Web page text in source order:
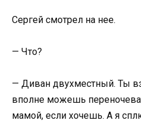
Сергей смотрел на нее.
— Что?
— Диван двухместный. Ты
вполне можешь
мамой, если хочешь. А я